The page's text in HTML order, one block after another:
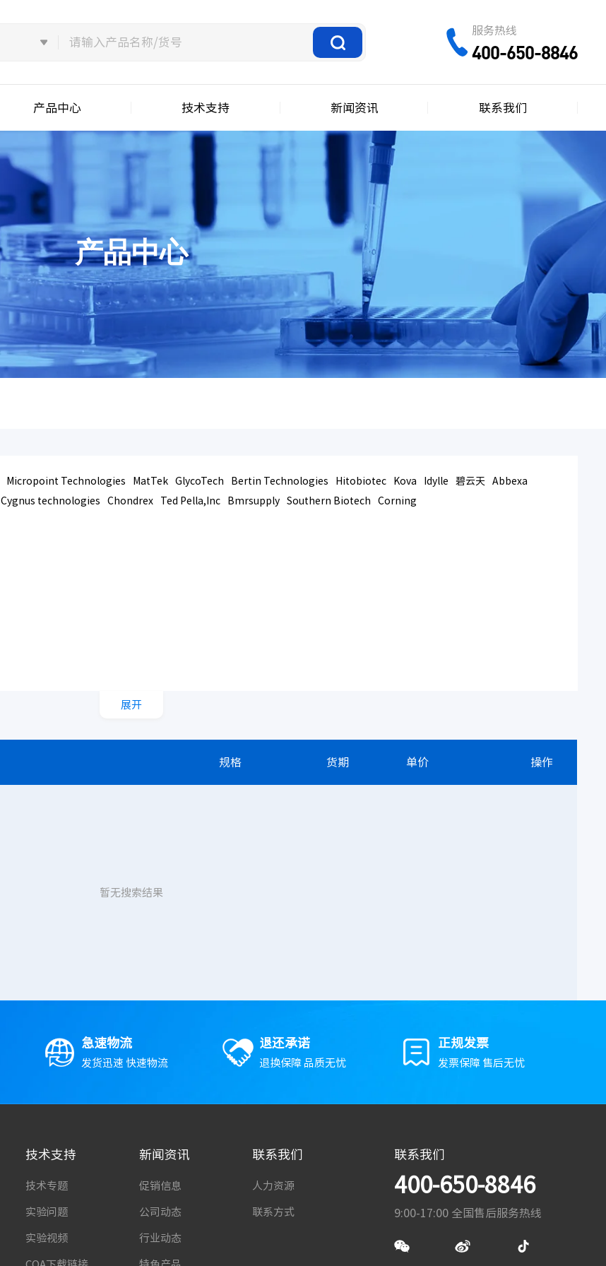
服务热线
400-650-8846
产品中心 技术支持 新闻资讯 联系我们
产品中心
Micropoint Technologies MatTek GlycoTech Bertin Technologies Hitobiotec Kova Idylle 碧云天
Abbexa
Cygnus technologies Chondrex Ted Pella,Inc Bmrsupply Southern Biotech
Corning
展开
规格 货期 单价 操作
暂无搜索结果
急速物流
发货迅速 快速物流
退还承诺
退换保障 品质无忧
正规发票
发票保障 售后无忧
技术支持
技术专题
实验问题
实验视频
新闻资讯
促销信息
公司动态
行业动态
联系我们
人力资源
联系方式
联系我们
400-650-8846
9:00-17:00 全国售后服务热线